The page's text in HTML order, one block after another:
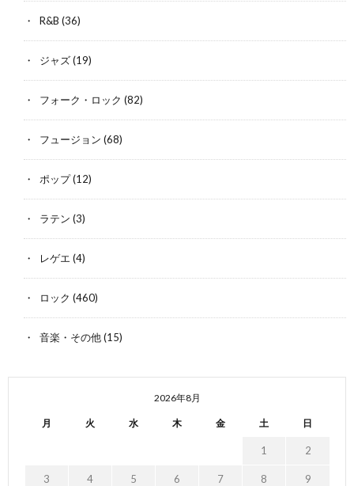
R&B (36)
ジャズ(19)
フォーク・ロック (82)
フュージョン (68)
ポップ(12)
ラテン (3)
レゲエ (4)
ロック (460)
音楽・その他(15)
2026年8月
月 火 水 木 金 土 日
1 2
3 4 5 6 7 8 9